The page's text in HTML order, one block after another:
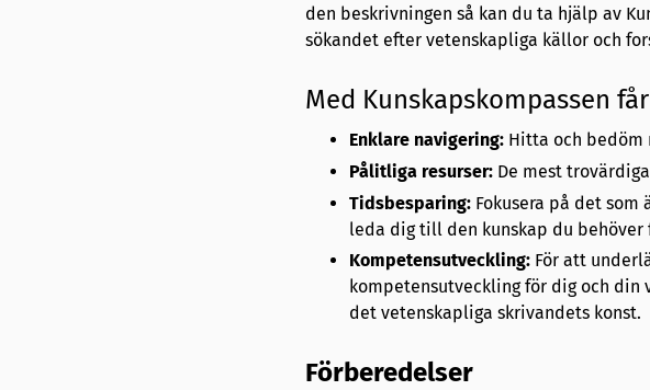
den beskrivningen så kan du ta hjälp av
sökandet efter vetenskapliga källor och
Med Kunskapskompassen
Enklare navigering:Hitta och bedöm
Pålitliga resurser:De mest
Tidsbesparing:Fokusera på det som
leda dig till den kunskap du
Kompetensutveckling:För att
kompetensutveckling för dig och din
det vetenskapliga skrivandets konst.
Förberedelser